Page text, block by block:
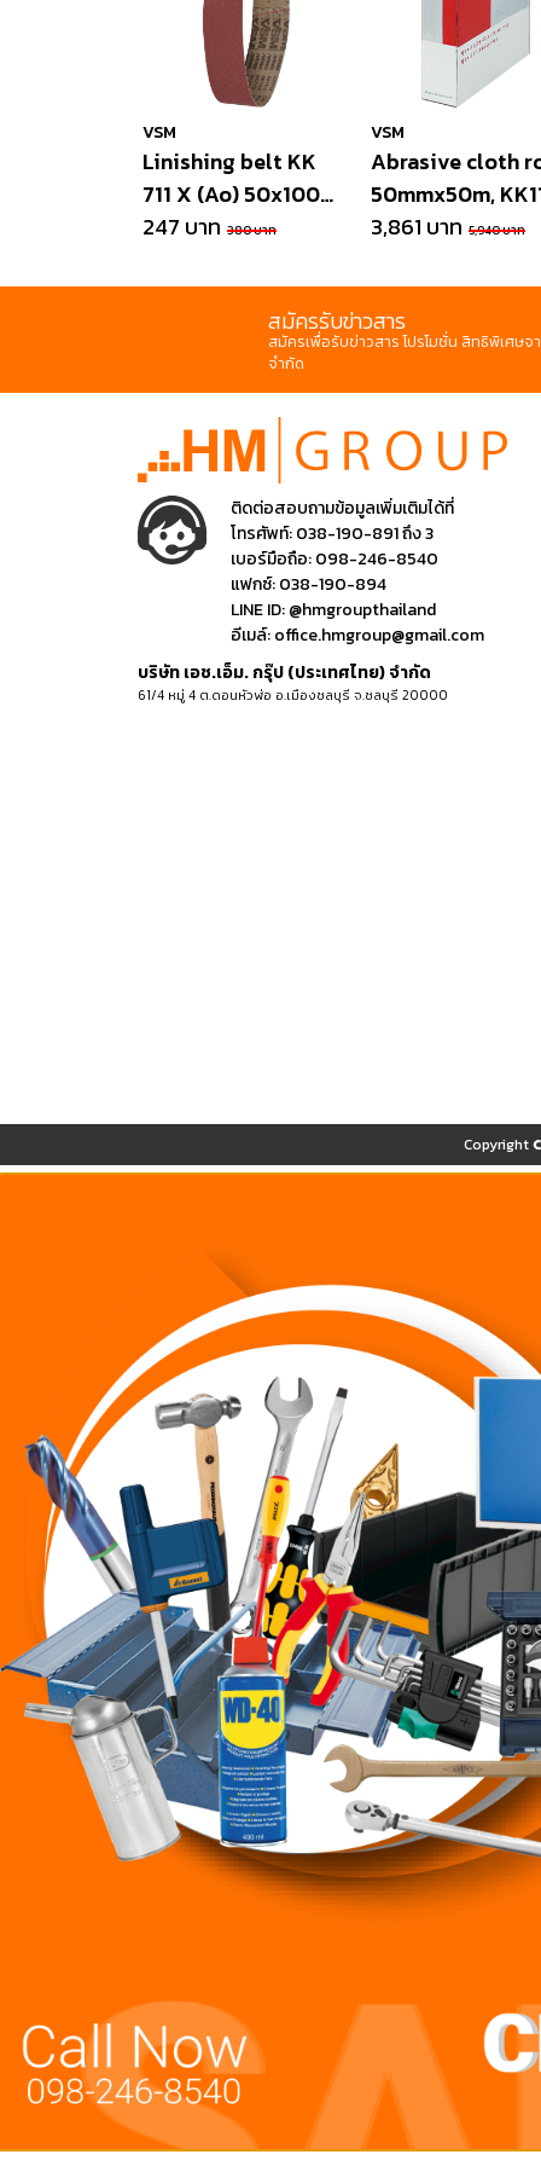
VSM
Linishing belt KK
711 X (Ao) 50x1000
mm
247 บาท 380 บาท
VSM
Abrasive cloth
50mmx50m,
3,861 บาท 5,940 บาท
สมัครรับข่าวสาร
สมัครเพื่อรับข่าวสาร โปรโมชั่น สิทธิพิเศษจ
จำกัด
ติดต่อสอบถามข้อมูลเพิ่มเติมได้ที่
โทรศัพท์:038-190-891 ถึง 3
เบอร์มือถือ:098-246-8540
แฟกซ์:038-190-894
LINE ID:@hmgroupthailand
อีเมล์:office.hmgroup@gmail.com
บริษัท เอช.เอ็ม. กรุ๊ป (ประเทศไทย) จำกัด
61/4 หมู่ 4 ต.ดอนหัวฬ่อ อ.เมืองชลบุรี จ.ชลบุรี 20000
Copyright